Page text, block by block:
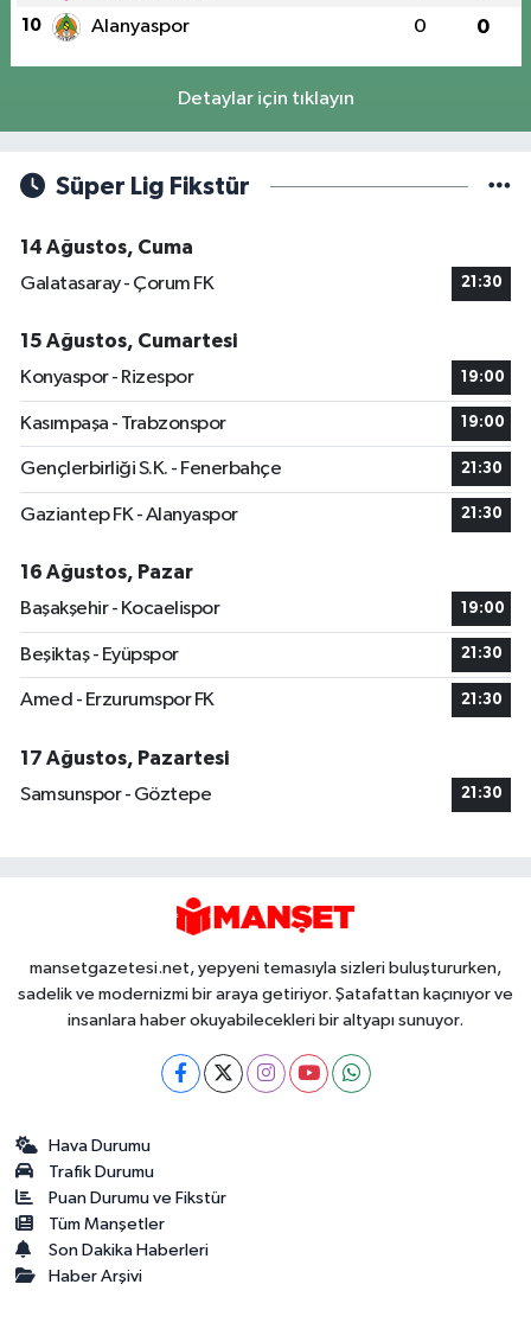
10 Alanyaspor 0 0
Detaylar için tıklayın
Süper Lig Fikstür
14 Ağustos, Cuma
Galatasaray - Çorum FK
21:30
15 Ağustos, Cumartesi
Konyaspor - Rizespor
19:00
Kasımpaşa - Trabzonspor 19:00
Gençlerbirliği S.K. - Fenerbahçe 21:30
Gaziantep FK - Alanyaspor 21:30
16 Ağustos, Pazar
Başakşehir - Kocaelispor
19:00
Beşiktaş - Eyüpspor 21:30
Amed - Erzurumspor FK 21:30
17 Ağustos, Pazartesi
Samsunspor - Göztepe
21:30
mansetgazetesi.net, yepyeni temasıyla sizleri buluştururken,
sadelik ve modernizmi bir araya getiriyor. Şatafattan kaçınıyor ve
insanlara haber okuyabilecekleri bir altyapı sunuyor.
Hava Durumu
Trafik Durumu
Puan Durumu ve Fikstür
Tüm Manşetler
Son Dakika Haberleri
Haber Arşivi